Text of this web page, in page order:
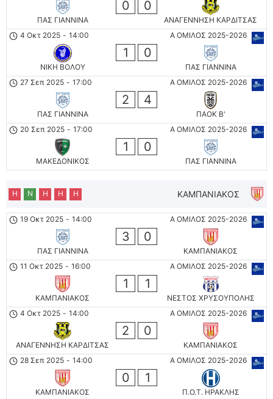
ΠΑΣ ΓΙΑΝΝΙΝΑ
0 0
ΑΝΑΓΕΝΝΗΣΗ ΚΑΡΔΙΤΣΑΣ
Α ΟΜΙΛΟΣ 2025-2026
4 Οκτ 2025 - 14:00
ΝΙΚΗ ΒΟΛΟΥ
1 0
ΠΑΣ ΓΙΑΝΝΙΝΑ
Α ΟΜΙΛΟΣ 2025-2026
27 Σεπ 2025 - 17:00
ΠΑΣ ΓΙΑΝΝΙΝΑ
2 4
ΠΑΟΚ Β'
Α ΟΜΙΛΟΣ 2025-2026
20 Σεπ 2025 - 17:00
ΜΑΚΕΔΟΝΙΚΟΣ
1 0
ΠΑΣ ΓΙΑΝΝΙΝΑ
ΚΑΜΠΑΝΙΑΚΟΣ
Η Ν Η Η Η
Α ΟΜΙΛΟΣ 2025-2026
19 Οκτ 2025 - 14:00
ΠΑΣ ΓΙΑΝΝΙΝΑ
3 0
ΚΑΜΠΑΝΙΑΚΟΣ
Α ΟΜΙΛΟΣ 2025-2026
11 Οκτ 2025 - 16:00
ΚΑΜΠΑΝΙΑΚΟΣ
1 1
ΝΕΣΤΟΣ ΧΡΥΣΟΥΠΟΛΗΣ
Α ΟΜΙΛΟΣ 2025-2026
4 Οκτ 2025 - 14:00
ΑΝΑΓΕΝΝΗΣΗ ΚΑΡΔΙΤΣΑΣ
2 0
ΚΑΜΠΑΝΙΑΚΟΣ
Α ΟΜΙΛΟΣ 2025-2026
28 Σεπ 2025 - 14:00
ΚΑΜΠΑΝΙΑΚΟΣ
0 1
Π.Ο.Τ. ΗΡΑΚΛΗΣ